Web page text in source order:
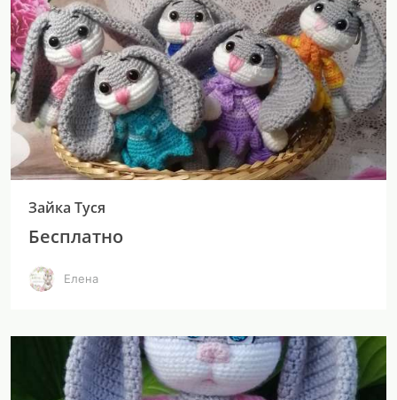
Зайка Туся
Бесплатно
Елена